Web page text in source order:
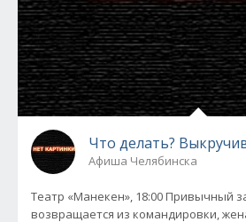
Что делать?
Афиша Челябинска
Театр «Манекен», 18:00 Привычный
возвращается из командировки,